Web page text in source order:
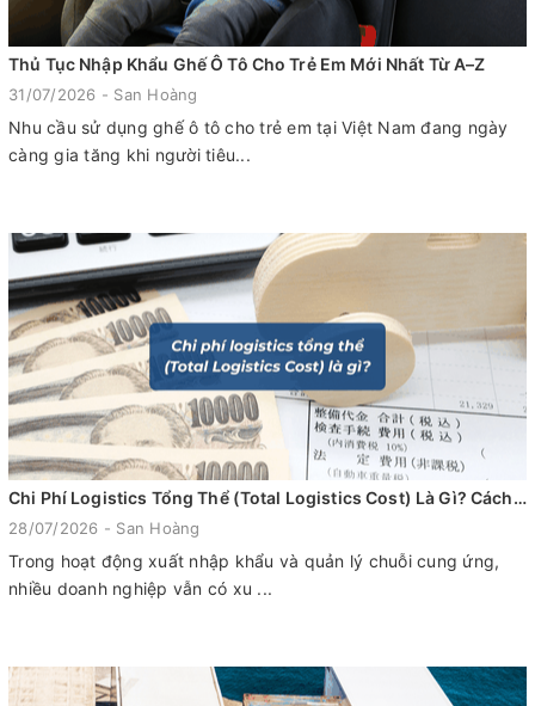
Thủ Tục Nhập Khẩu Ghế Ô Tô Cho Trẻ Em Mới Nhất Từ A–Z
31/07/2026 - San Hoàng
Nhu cầu sử dụng ghế ô tô cho trẻ em tại Việt Nam đang ngày
càng gia tăng khi người tiêu...
Chi Phí Logistics Tổng Thể (Total Logistics Cost) Là Gì? Cách Tối Ưu Hiệu Quả Cho Doanh Nghiệp
28/07/2026 - San Hoàng
Trong hoạt động xuất nhập khẩu và quản lý chuỗi cung ứng,
nhiều doanh nghiệp vẫn có xu ...